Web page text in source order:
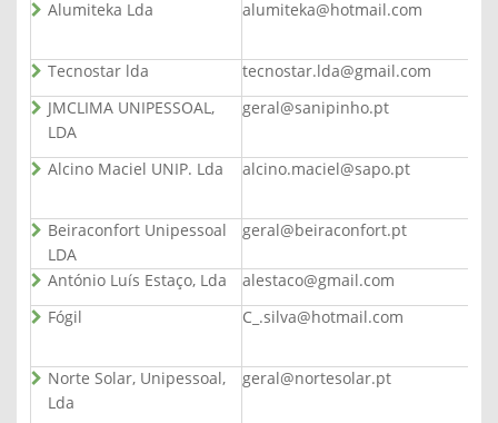
Alumiteka Lda
alumiteka@hotmail.com
Tecnostar lda
tecnostar.lda@gmail.com
JMCLIMA UNIPESSOAL,
LDA
geral@sanipinho.pt
Alcino Maciel UNIP. Lda alcino.maciel@sapo.pt
Beiraconfort Unipessoal
LDA
geral@beiraconfort.pt
António Luís Estaço, Lda
alestaco@gmail.com
Fógil
C_.silva@hotmail.com
Norte Solar, Unipessoal,
Lda
geral@nortesolar.pt